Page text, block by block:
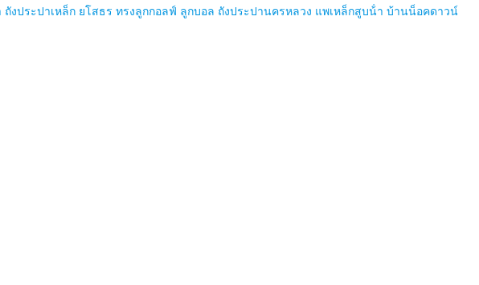
ถังประปาเหล็ก ยโสธร ทรงลูกกอลฟ์ ลูกบอล ถังประปานครหลวง แพเหล็กสูบน้ํา บ้านน็อคดาวน์